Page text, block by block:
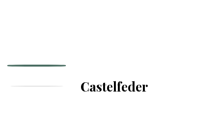
Castelfeder